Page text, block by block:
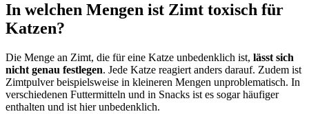
In welchen Mengen ist Zimt toxisch für
Katzen?
Die Menge an Zimt, die für eine Katze unbedenklich ist, lässt sich
nicht genau festlegen. Jede Katze reagiert anders darauf. Zudem ist
Zimtpulver beispielsweise in kleineren Mengen unproblematisch. In
verschiedenen Futtermitteln und in Snacks ist es sogar häufiger
enthalten und ist hier unbedenklich.